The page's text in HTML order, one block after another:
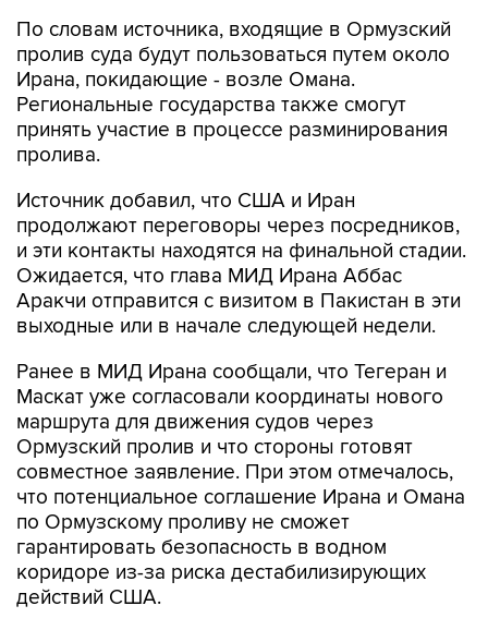
По словам источника, входящие в Ормузский
пролив суда будут пользоваться путем около
Ирана, покидающие - возле Омана.
Региональные государства также смогут
принять участие в процессе разминирования
пролива.
Источник добавил, что США и Иран
продолжают переговоры через посредников,
и эти контакты находятся на финальной стадии.
Ожидается, что глава МИД Ирана Аббас
Аракчи отправится с визитом в Пакистан в эти
выходные или в начале следующей недели.
Ранее в МИД Ирана сообщали, что Тегеран и
Маскат уже согласовали координаты нового
маршрута для движения судов через
Ормузский пролив и что стороны готовят
совместное заявление. При этом отмечалось,
что потенциальное соглашение Ирана и Омана
по Ормузскому проливу не сможет
гарантировать безопасность в водном
коридоре из-за риска дестабилизирующих
действий США.